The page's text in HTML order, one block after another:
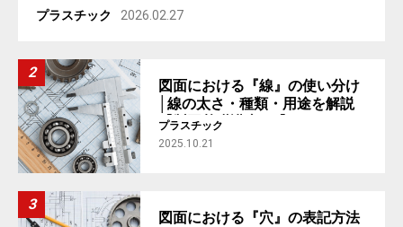
プラスチック 2026.02.27
図面における『線』の使い分け
│線の太さ・種類・用途を解説
【製図基礎講座 #2】
プラスチック
2025.10.21
図面における『穴』の表記方法